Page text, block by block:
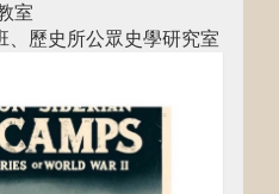
室
、歷史所公眾史學研究室